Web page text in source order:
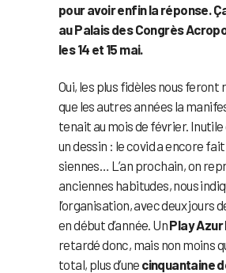
pour avoir enfin la réponse.
au Palais des Congrès
les 14 et 15 mai.
Oui, les plus fidèles nous feront
que les autres années la
tenait au mois de février.
un dessin : le covid a encore
siennes… L’an prochain, on
anciennes habitudes, nous
l’organisation, avec deux jours
en début d’année. UnPlay
retardé donc, mais non moins
total, plus d’une cinquantaine